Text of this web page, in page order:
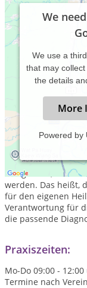
We
We use a
that may
the details
More
Powered by
Mein
Patienten können
Fähigkeiten, dabei
werden. Das heißt,
für den eigenen
Verantwortung für
die passende
Praxiszeiten:
Mo-Do 09:00 -
Termine nach